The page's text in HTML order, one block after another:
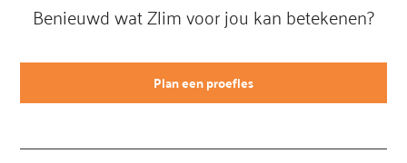
Benieuwd wat Zlim voor jou kan betekenen?
Plan een proefles